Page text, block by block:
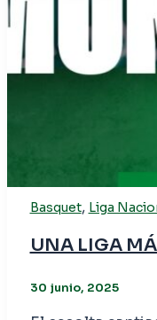
Basquet, Liga
UNA LIGA
30 junio, 2025